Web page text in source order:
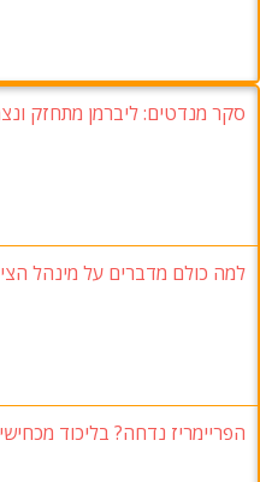
סקר מנדטים:ליברמן מתחזק
למה כולם מדברים על מינהל
הפריימריז נדחה? בליכוד